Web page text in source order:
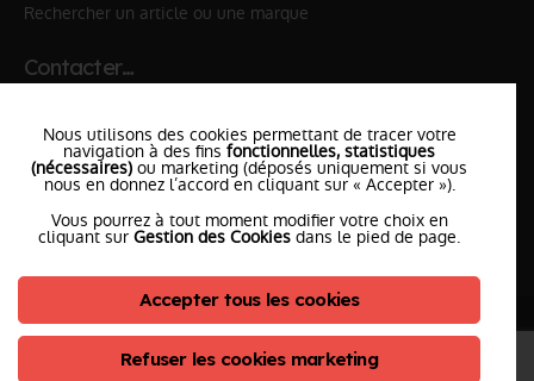
Rechercher un article ou une marque
Contacter…
✆ 18№National Sapeurs-Pompiers
le SDISle plus proche
l'équipePompierCenter
©2026 Pompier Center • Mentions Légales •
Protection de vos données • Plan du Site
Nous utilisons des cookies permettant de tracer votre
navigation à des fins fonctionnelles, statistiques
(nécessaires) ou marketing (déposés uniquement si vous
nous en donnez l’accord en cliquant sur « Accepter »).
Vous pourrez à tout moment modifier votre choix en
cliquant sur Gestion des Cookies dans le pied de page.
Accepter tous les cookies
Refuser les cookies marketing